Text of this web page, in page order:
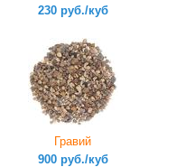
230 руб./куб
Гравий
900 руб./куб